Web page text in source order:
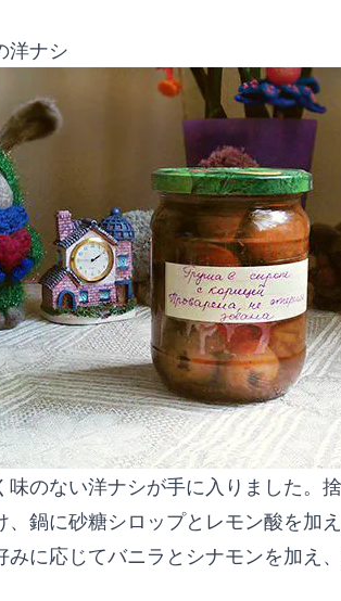
洋ナシ
のない洋ナシが手に入りました。
鍋に砂糖シロップとレモン酸を加
みに応じてバニラとシナモンを加え